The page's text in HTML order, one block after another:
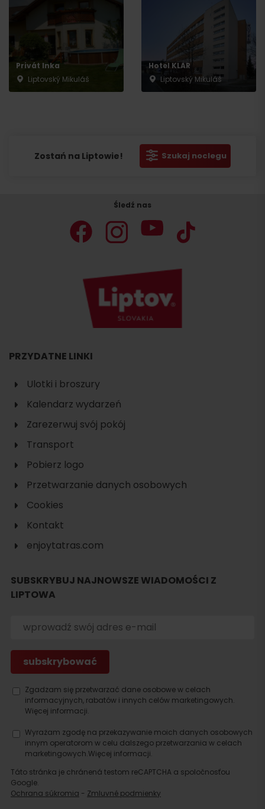
Privát Inka
Liptovský Mikuláš
Hotel KLAR
Liptovský Mikuláš
Zostań na Liptowie! Szukaj noclegu
Szukaj
noclegu
Śledź nas
PRZYDATNE LINKI
Ulotki i broszury
Kalendarz wydarzeń
Zarezerwuj svój pokój
Transport
Pobierz logo
Przetwarzanie danych osobowych
Cookies
Kontakt
enjoytatras.com
SUBSKRYBUJ NAJNOWSZE WIADOMOŚCI Z
LIPTOWA
Zgadzam się przetwarzać dane osobowe w celach
informacyjnych, rabatów i innych celów marketingowych.
Więcej informacji.
Wyrażam zgodę na przekazywanie moich danych osobowych
innym operatorom w celu dalszego przetwarzania w celach
marketingowych.Więcej informacji.
Táto stránka je chránená testom reCAPTCHA a spoločnosťou
Google.
Ochrana súkromia - Zmluvné podmienky